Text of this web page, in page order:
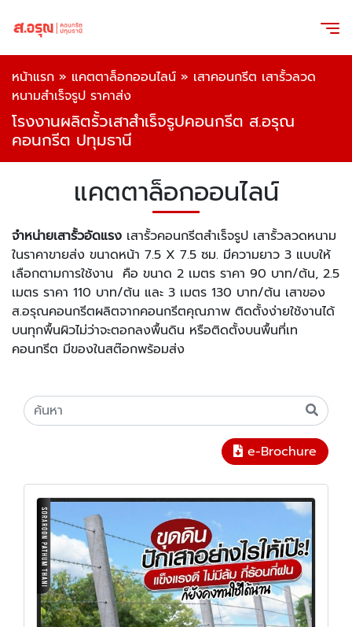
หน้าแรก » แคตตาล็อกออนไลน์ » เสาคอนกรีต เสารั้วลวด
หนามสำเร็จรูป ราคาส่ง
โรงงานผลิตรั้วเสาสำเร็จรูปคอนกรีต ส.อรุณ
คอนกรีต ปทุมธานี
แคตตาล็อกออนไลน์
จำหน่ายเสารั้วอัดแรง เสารั้วคอนกรีตสำเร็จรูป เสารั้วลวดหนาม
ในราคาขายส่ง ขนาดหน้า 7.5 X 7.5 ซม. มีความยาว 3 แบบให้
เลือกตามการใช้งาน คือ ขนาด 2 เมตร ราคา 90 บาท/ต้น, 2.5
เมตร ราคา 110 บาท/ต้น และ 3 เมตร 130 บาท/ต้น เสาของ
ส.อรุณคอนกรีตผลิตจากคอนกรีตคุณภาพ ติดตั้งง่ายใช้งานได้
บนทุกพื้นผิวไม่ว่าจะตอกลงพื้นดิน หรือติดตั้งบนพื้นที่เท
คอนกรีต มีของในสต๊อกพร้อมส่ง
e-Brochure